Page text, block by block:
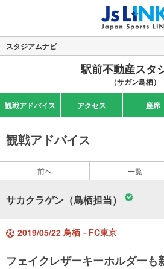
スタジアムナビ
駅前不動産スタ
（サガン鳥栖）
観戦アドバイス アクセス 座席
観戦アドバイス
前へ 一覧
サカクラゲン（鳥栖担当）
2019/05/22 鳥栖－FC東京
フェイクレザーキーホルダーも